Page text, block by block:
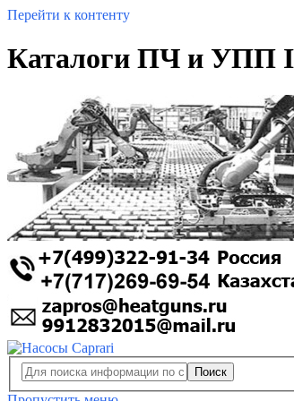
Перейти к контенту
Каталоги ПЧ и УПП
Поиск